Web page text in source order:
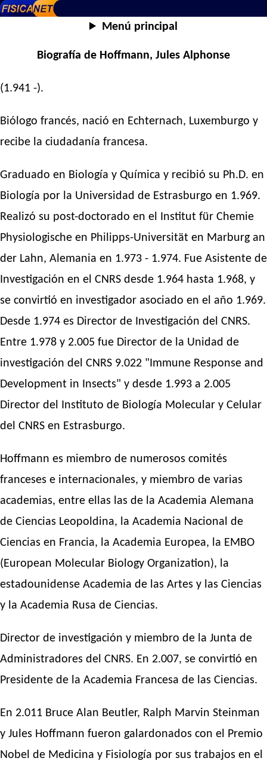
Menú principal
Biografía de Hoffmann, Jules Alphonse
(1.941 -).
Biólogo francés, nació en Echternach, Luxemburgo y
recibe la ciudadanía francesa.
Graduado en Biología y Química y recibió su Ph.D. en
Biología por la Universidad de Estrasburgo en 1.969.
Realizó su post-doctorado en el Institut für Chemie
Physiologische en Philipps-Universität en Marburg an
der Lahn, Alemania en 1.973 - 1.974. Fue Asistente de
Investigación en el CNRS desde 1.964 hasta 1.968, y
se convirtió en investigador asociado en el año 1.969.
Desde 1.974 es Director de Investigación del CNRS.
Entre 1.978 y 2.005 fue Director de la Unidad de
investigación del CNRS 9.022 "Immune Response and
Development in Insects" y desde 1.993 a 2.005
Director del Instituto de Biología Molecular y Celular
del CNRS en Estrasburgo.
Hoffmann es miembro de numerosos comités
franceses e internacionales, y miembro de varias
academias, entre ellas las de la Academia Alemana
de Ciencias Leopoldina, la Academia Nacional de
Ciencias en Francia, la Academia Europea, la EMBO
(European Molecular Biology Organization), la
estadounidense Academia de las Artes y las Ciencias
y la Academia Rusa de Ciencias.
Director de investigación y miembro de la Junta de
Administradores del CNRS. En 2.007, se convirtió en
Presidente de la Academia Francesa de las Ciencias.
En 2.011 Bruce Alan Beutler, Ralph Marvin Steinman
y Jules Hoffmann fueron galardonados con el Premio
Nobel de Medicina y Fisiología por sus trabajos en el